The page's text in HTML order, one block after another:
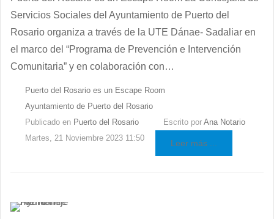
Servicios Sociales del Ayuntamiento de Puerto del
Rosario organiza a través de la UTE Dánae- Sadaliar en
el marco del “Programa de Prevención e Intervención
Comunitaria” y en colaboración con…
Puerto del Rosario es un Escape Room
Ayuntamiento de Puerto del Rosario
Publicado en Puerto del Rosario Escrito por Ana Notario
Martes, 21 Noviembre 2023 11:50
Leer más ...